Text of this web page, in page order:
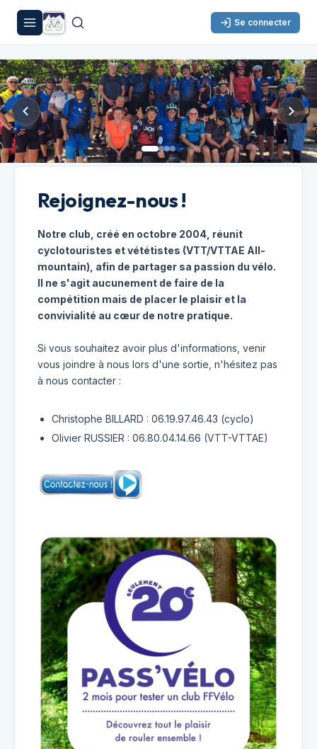
Se connecter
Rejoignez-nous !
Notre club, créé en octobre 2004, réunit
cyclotouristes et vététistes (VTT/VTTAE All-
mountain), afin de partager sa passion du vélo.
Il ne s'agit aucunement de faire de la
compétition mais de placer le plaisir et la
convivialité au cœur de notre pratique.
Si vous souhaitez avoir plus d'informations, venir
vous joindre à nous lors d'une sortie, n'hésitez pas
à nous contacter :
Christophe BILLARD : 06.19.97.46.43 (cyclo)
Olivier RUSSIER : 06.80.04.14.66 (VTT-VTTAE)